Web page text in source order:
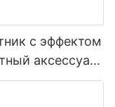
с эффектом
аксессуар